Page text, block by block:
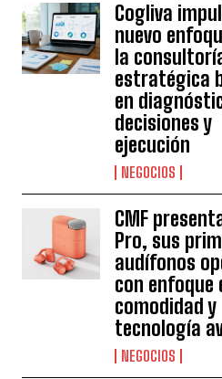
Cogliva
nuevo
la
estratégica
en
decisiones y
ejecución
NEGOCIOS
CMF
Pro, sus
audífonos
con enfoque
comodidad y
tecnología
NEGOCIOS